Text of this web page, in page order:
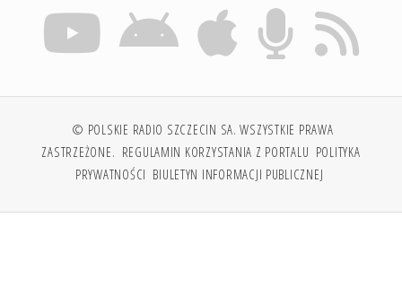
© POLSKIE RADIO SZCZECIN SA. WSZYSTKIE PRAWA
ZASTRZEŻONE. REGULAMIN KORZYSTANIA Z PORTALU POLITYKA
PRYWATNOŚCI BIULETYN INFORMACJI PUBLICZNEJ